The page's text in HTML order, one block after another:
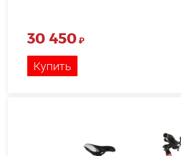
30 450 ₽
Купить